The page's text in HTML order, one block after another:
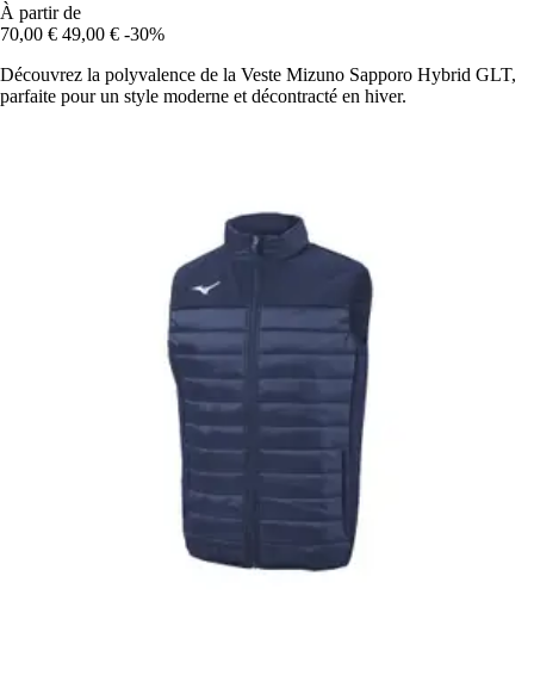
À partir de
70,00 € 49,00 € -30%
Découvrez la polyvalence de la Veste Mizuno Sapporo Hybrid GLT,
parfaite pour un style moderne et décontracté en hiver.